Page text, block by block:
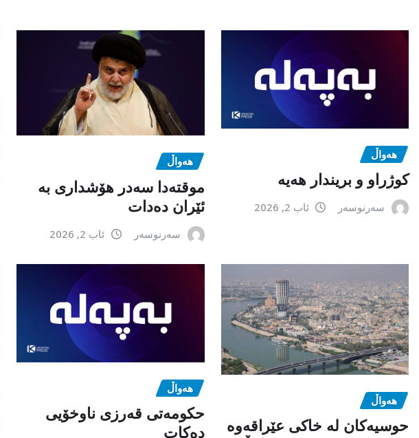
هەواڵ
كوژراو و بریندار هەیە
سەرنوسەر ئاب 2, 2026
هەواڵ
موقتەدا سەدر هۆشداری بە
ئێران دەدات
سەرنوسەر ئاب 2, 2026
هەواڵ
حوسیەکان لە خاکی عێراقەوە
هەواڵ
حکومەتی قەرزی ناوخۆیی
دەکات